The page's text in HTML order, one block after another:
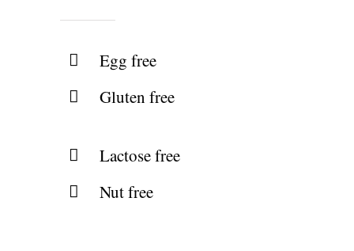
Egg free
Gluten free
Lactose free
Nut free